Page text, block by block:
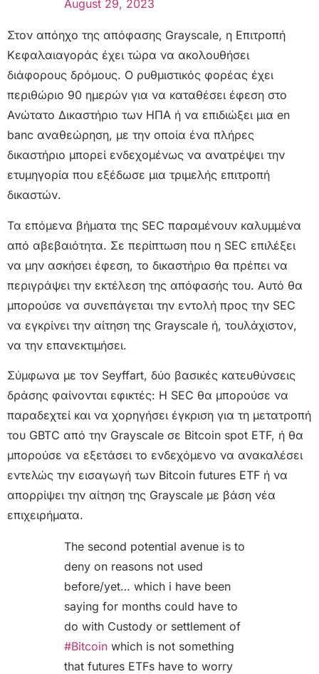
August 29, 2023
Στον απόηχο της απόφασης Grayscale, η Επιτροπή
Κεφαλαιαγοράς έχει τώρα να ακολουθήσει
διάφορους δρόμους. Ο ρυθμιστικός φορέας έχει
περιθώριο 90 ημερών για να καταθέσει έφεση στο
Ανώτατο Δικαστήριο των ΗΠΑ ή να επιδιώξει μια en
banc αναθεώρηση, με την οποία ένα πλήρες
δικαστήριο μπορεί ενδεχομένως να ανατρέψει την
ετυμηγορία που εξέδωσε μια τριμελής επιτροπή
δικαστών.
Τα επόμενα βήματα της SEC παραμένουν καλυμμένα
από αβεβαιότητα. Σε περίπτωση που η SEC επιλέξει
να μην ασκήσει έφεση, το δικαστήριο θα πρέπει να
περιγράψει την εκτέλεση της απόφασής του. Αυτό θα
μπορούσε να συνεπάγεται την εντολή προς την SEC
να εγκρίνει την αίτηση της Grayscale ή, τουλάχιστον,
να την επανεκτιμήσει.
Σύμφωνα με τον Seyffart, δύο βασικές κατευθύνσεις
δράσης φαίνονται εφικτές: Η SEC θα μπορούσε να
παραδεχτεί και να χορηγήσει έγκριση για τη μετατροπή
του GBTC από την Grayscale σε Bitcoin spot ETF, ή θα
μπορούσε να εξετάσει το ενδεχόμενο να ανακαλέσει
εντελώς την εισαγωγή των Bitcoin futures ETF ή να
απορρίψει την αίτηση της Grayscale με βάση νέα
επιχειρήματα.
The second potential avenue is to
deny on reasons not used
before/yet… which i have been
saying for months could have to
do with Custody or settlement of
#Bitcoin which is not something
that futures ETFs have to worry